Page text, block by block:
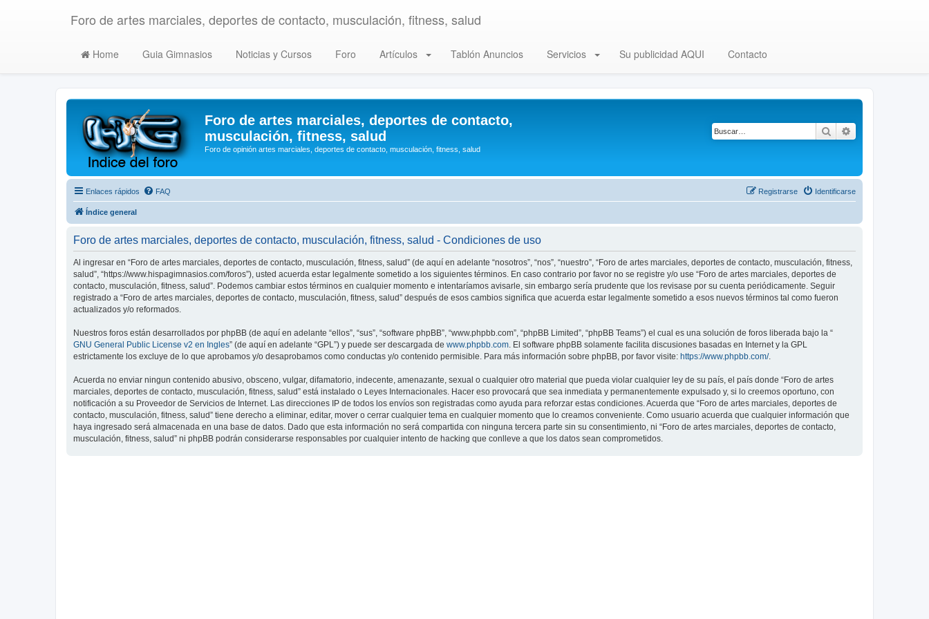
Foro de artes marciales, deportes de contacto, musculación, fitness, salud
Home Guia Gimnasios Noticias y Cursos Foro Artículos Tablón Anuncios Servicios Su publicidad AQUI Contacto
Foro de artes marciales, deportes de contacto,
musculación, fitness, salud
Foro de opinión artes marciales, deportes de contacto, musculación, fitness, salud
Buscar
Enlaces rápidos FAQ Identificarse
Registrarse
Índice general
Foro de artes marciales, deportes de contacto, musculación, fitness, salud - Condiciones de uso
Al ingresar en “Foro de artes marciales, deportes de contacto, musculación, fitness, salud” (de aquí en adelante “nosotros”, “nos”, “nuestro”, “Foro de artes marciales, deportes de contacto, musculación, fitness,
salud”, “https://www.hispagimnasios.com/foros”), usted acuerda estar legalmente sometido a los siguientes términos. En caso contrario por favor no se registre y/o use “Foro de artes marciales, deportes de
contacto, musculación, fitness, salud”. Podemos cambiar estos términos en cualquier momento e intentaríamos avisarle, sin embargo sería prudente que los revisase por su cuenta periódicamente. Seguir
registrado a “Foro de artes marciales, deportes de contacto, musculación, fitness, salud” después de esos cambios significa que acuerda estar legalmente sometido a esos nuevos términos tal como fueron
actualizados y/o reformados.
Nuestros foros están desarrollados por phpBB (de aquí en adelante “ellos”, “sus”, “software phpBB”, “www.phpbb.com”, “phpBB Limited”, “phpBB Teams”) el cual es una solución de foros liberada bajo la “
GNU General Public License v2 en Ingles” (de aquí en adelante “GPL”) y puede ser descargada de www.phpbb.com. El software phpBB solamente facilita discusiones basadas en Internet y la GPL
estrictamente los excluye de lo que aprobamos y/o desaprobamos como conductas y/o contenido permisible. Para más información sobre phpBB, por favor visite: https://www.phpbb.com/.
Acuerda no enviar ningun contenido abusivo, obsceno, vulgar, difamatorio, indecente, amenazante, sexual o cualquier otro material que pueda violar cualquier ley de su país, el país donde “Foro de artes
marciales, deportes de contacto, musculación, fitness, salud” está instalado o Leyes Internacionales. Hacer eso provocará que sea inmediata y permanentemente expulsado y, si lo creemos oportuno, con
notificación a su Proveedor de Servicios de Internet. Las direcciones IP de todos los envíos son registradas como ayuda para reforzar estas condiciones. Acuerda que “Foro de artes marciales, deportes de
contacto, musculación, fitness, salud” tiene derecho a eliminar, editar, mover o cerrar cualquier tema en cualquier momento que lo creamos conveniente. Como usuario acuerda que cualquier información que
haya ingresado será almacenada en una base de datos. Dado que esta información no será compartida con ninguna tercera parte sin su consentimiento, ni “Foro de artes marciales, deportes de contacto,
musculación, fitness, salud” ni phpBB podrán considerarse responsables por cualquier intento de hacking que conlleve a que los datos sean comprometidos.